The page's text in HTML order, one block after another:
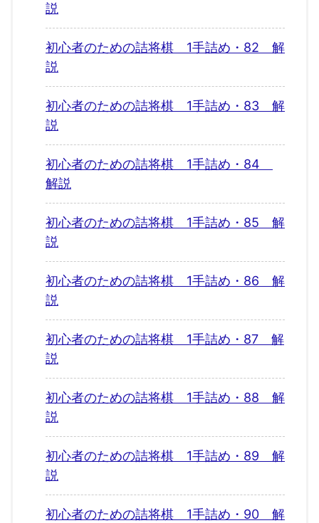
説
初心者のための詰将棋 1手詰め・82 解
説
初心者のための詰将棋 1手詰め・83 解
説
初心者のための詰将棋 1手詰め・84
解説
初心者のための詰将棋 1手詰め・85 解
説
初心者のための詰将棋 1手詰め・86 解
説
初心者のための詰将棋 1手詰め・87 解
説
初心者のための詰将棋 1手詰め・88 解
説
初心者のための詰将棋 1手詰め・89 解
説
初心者のための詰将棋 1手詰め・90 解